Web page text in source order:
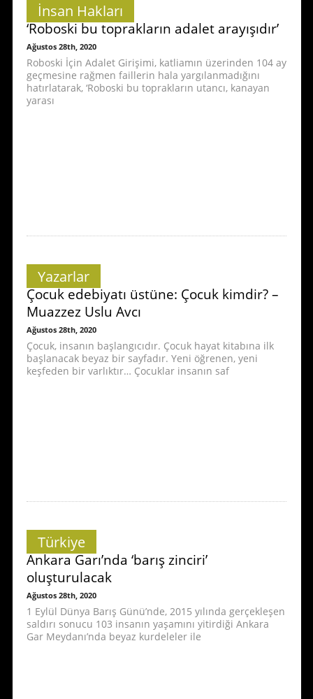
İnsan Hakları
‘Roboski bu toprakların adalet arayışıdır’
Ağustos 28th, 2020
Roboski İçin Adalet Girişimi, katliamın üzerinden 104 ay
geçmesine rağmen faillerin hala yargılanmadığını
hatırlatarak, ‘Roboski bu toprakların utancı, kanayan
yarası
Yazarlar
Çocuk edebiyatı üstüne: Çocuk kimdir? –
Muazzez Uslu Avcı
Ağustos 28th, 2020
Çocuk, insanın başlangıcıdır. Çocuk hayat kitabına ilk
başlanacak beyaz bir sayfadır. Yeni öğrenen, yeni
keşfeden bir varlıktır… Çocuklar insanın saf
Türkiye
Ankara Garı’nda ‘barış zinciri’
oluşturulacak
Ağustos 28th, 2020
1 Eylül Dünya Barış Günü’nde, 2015 yılında gerçekleşen
saldırı sonucu 103 insanın yaşamını yitirdiği Ankara
Gar Meydanı’nda beyaz kurdeleler ile